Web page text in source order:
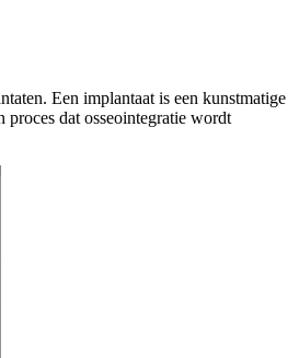
Een implantaat is een kunstmatige
dat osseointegratie wordt